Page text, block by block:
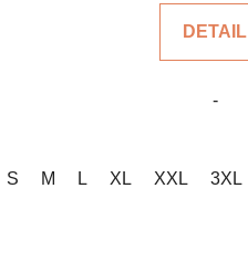
DETAIL
-
S M L XL XXL 3XL